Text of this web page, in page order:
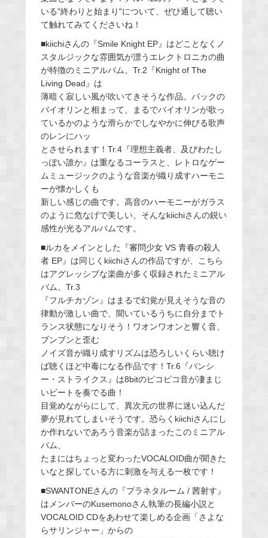
いる"終わりと始まり"について、ぜひ通して聴い
て触れてみてくださいね！
■kiichiさんの『Smile Knight EP』はどことなくノ
スタルジックな雰囲気が漂うエレクトロニカの曲
が特徴のミニアルバム。Tr.2『Knight of The
Living Dead』は
薄暗く寂しい風が吹いてきそうな作品。バックの
バイオリンと相まって、まるでバイオリンが歌っ
ているかのような滑らかでしなやかに伸びる歌声
のレンにハッ
とさせられます！Tr.4『理想主義者、及びわたし
っぽい誰か』は重なるコーラスと、レトロなゲー
ムミュージックのような音楽が織り成すハーモニ
ーが懐かしくも
新しい感じの曲です。高音のハーモニーがガラス
のように危なげで美しい、そんなkiichiさんの鋭い
感性が光るアルバムです。
■ルカをメインとした『審問少女 VS 青春の殺人
者 EP』は同じくkiichiさんの作品ですが、こちら
はアグレッシブな楽曲が多く収録されたミニアル
バム。Tr.3
『フルチカゾン』はまるで幻覚が見えそうな音の
律動が激しい曲で、聞いているうちに自分までト
ランス状態になりそう！ワオンワオンと響く音、
ブンブンと歪む
ノイズ音が織り成すリズムは恐ろしいくらい聴け
ば聴くほど中毒になる作品です！Tr.6『バンシ
ー・ストライクス』は8bitのピコピコ音が凄まじ
いビートを奏でる曲！
目覚めながらにして、異次元の世界に迷い込んだ
夢が見れてしまいそうです。恐らくkiichiさんにし
か作れないであろう音楽が詰まったこのミニアル
バム、
たまにはちょっと変わったVOCALOID曲が聞きた
いなと探している方に刺激を与える一枚です！
■SWANTONEさんの『プラネタルーム / 茜射す』
はメンバーのKusemonoさん執筆の長編小説と
VOCALOID CDをあわせて楽しめる企画「さよな
らサリンジャー」からの